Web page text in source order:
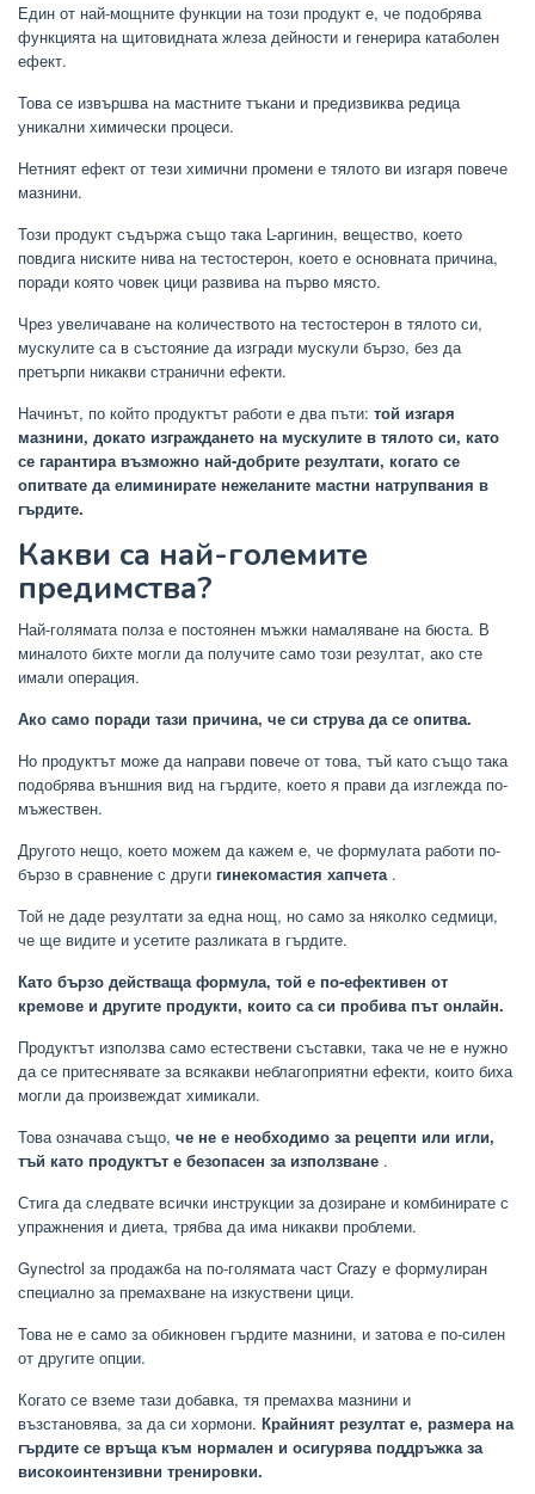
Един от най-мощните функции на този продукт е, че подобрява
функцията на щитовидната жлеза дейности и генерира катаболен
ефект.
Това се извършва на мастните тъкани и предизвиква редица
уникални химически процеси.
Нетният ефект от тези химични промени е тялото ви изгаря повече
мазнини.
Този продукт съдържа също така L-аргинин, вещество, което
повдига ниските нива на тестостерон, което е основната причина,
поради която човек цици развива на първо място.
Чрез увеличаване на количеството на тестостерон в тялото си,
мускулите са в състояние да изгради мускули бързо, без да
претърпи никакви странични ефекти.
Начинът, по който продуктът работи е два пъти: той изгаря
мазнини, докато изграждането на мускулите в тялото си, като
се гарантира възможно най-добрите резултати, когато се
опитвате да елиминирате нежеланите мастни натрупвания в
гърдите.
Какви са най-големите
предимства?
Най-голямата полза е постоянен мъжки намаляване на бюста. В
миналото бихте могли да получите само този резултат, ако сте
имали операция.
Ако само поради тази причина, че си струва да се опитва.
Но продуктът може да направи повече от това, тъй като също така
подобрява външния вид на гърдите, което я прави да изглежда по-
мъжествен.
Другото нещо, което можем да кажем е, че формулата работи по-
бързо в сравнение с други гинекомастия хапчета.
Той не даде резултати за една нощ, но само за няколко седмици,
че ще видите и усетите разликата в гърдите.
Като бързо действаща формула, той е по-ефективен от
кремове и другите продукти, които са си пробива път онлайн.
Продуктът използва само естествени съставки, така че не е нужно
да се притеснявате за всякакви неблагоприятни ефекти, които биха
могли да произвеждат химикали.
Това означава също, че не е необходимо за рецепти или игли,
тъй като продуктът е безопасен за използване .
Стига да следвате всички инструкции за дозиране и комбинирате с
упражнения и диета, трябва да има никакви проблеми.
Gynectrol за продажба на по-голямата част Crazy е формулиран
специално за премахване на изкуствени цици.
Това не е само за обикновен гърдите мазнини, и затова е по-силен
от другите опции.
Когато се вземе тази добавка, тя премахва мазнини и
възстановява, за да си хормони. Крайният резултат е, размера на
гърдите се връща към нормален и осигурява поддръжка за
високоинтензивни тренировки.